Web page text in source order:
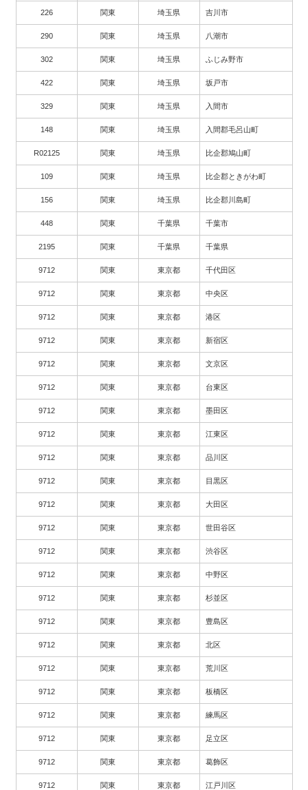
226 関東 埼玉県 吉川市
290 関東 埼玉県 八潮市
302 関東 埼玉県 ふじみ野市
422 関東 埼玉県 坂戸市
329 関東 埼玉県 入間市
148 関東 埼玉県 入間郡毛呂山町
R02125 関東 埼玉県 比企郡鳩山町
109 関東 埼玉県 比企郡ときがわ町
156 関東 埼玉県 比企郡川島町
448 関東 千葉県 千葉市
2195 関東 千葉県 千葉県
9712 関東 東京都 千代田区
9712 関東 東京都 中央区
9712 関東 東京都 港区
9712 関東 東京都 新宿区
9712 関東 東京都 文京区
9712 関東 東京都 台東区
9712 関東 東京都 墨田区
9712 関東 東京都 江東区
9712 関東 東京都 品川区
9712 関東 東京都 目黒区
9712 関東 東京都 大田区
9712 関東 東京都 世田谷区
9712 関東 東京都 渋谷区
9712 関東 東京都 中野区
9712 関東 東京都 杉並区
9712 関東 東京都 豊島区
9712 関東 東京都 北区
9712 関東 東京都 荒川区
9712 関東 東京都 板橋区
9712 関東 東京都 練馬区
9712 関東 東京都 足立区
9712 関東 東京都 葛飾区
9712 関東 東京都 江戸川区